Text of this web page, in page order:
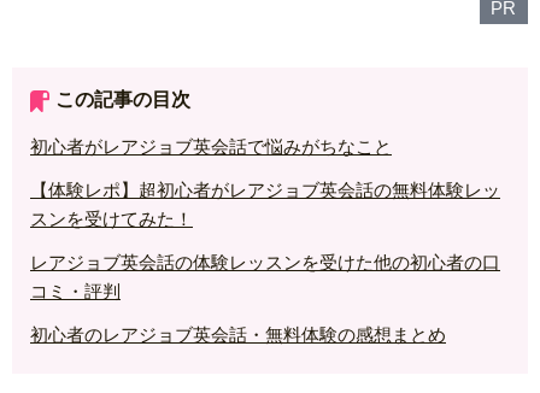
PR
この記事の目次
初心者がレアジョブ英会話で悩みがちなこと
【体験レポ】超初心者がレアジョブ英会話の無料体験レッ
スンを受けてみた！
レアジョブ英会話の体験レッスンを受けた他の初心者の口
コミ・評判
初心者のレアジョブ英会話・無料体験の感想まとめ